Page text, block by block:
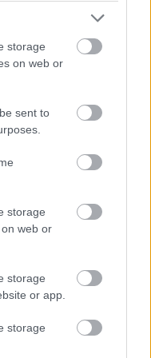
storage
on web or
sent to
storage
web or
storage
or app.
storage
ami nagyon jól
Íme 5+1
tól is